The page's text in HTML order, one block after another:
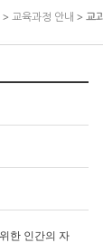
> 교육과정 안내 > 교
한 인간의 자